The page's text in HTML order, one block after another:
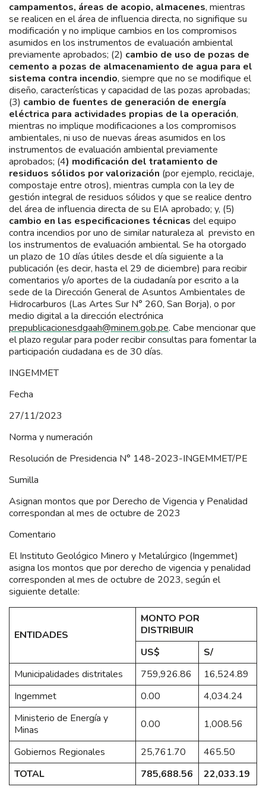
campamentos, áreas de acopio, almacenes, mientras
se realicen en el área de influencia directa, no signifique su
modificación y no implique cambios en los compromisos
asumidos en los instrumentos de evaluación ambiental
previamente aprobados; (2) cambio de uso de pozas de
cemento a pozas de almacenamiento de agua para el
sistema contra incendio, siempre que no se modifique el
diseño, características y capacidad de las pozas aprobadas;
(3) cambio de fuentes de generación de energía
eléctrica para actividades propias de la operación,
mientras no implique modificaciones a los compromisos
ambientales, ni uso de nuevas áreas asumidos en los
instrumentos de evaluación ambiental previamente
aprobados; (4) modificación del tratamiento de
residuos sólidos por valorización (por ejemplo, reciclaje,
compostaje entre otros), mientras cumpla con la ley de
gestión integral de residuos sólidos y que se realice dentro
del área de influencia directa de su EIA aprobado; y, (5)
cambio en las especificaciones técnicas del equipo
contra incendios por uno de similar naturaleza al previsto en
los instrumentos de evaluación ambiental. Se ha otorgado
un plazo de 10 días útiles desde el día siguiente a la
publicación (es decir, hasta el 29 de diciembre) para recibir
comentarios y/o aportes de la ciudadanía por escrito a la
sede de la Dirección General de Asuntos Ambientales de
Hidrocarburos (Las Artes Sur N° 260, San Borja), o por
medio digital a la dirección electrónica
prepublicacionesdgaah@minem.gob.pe. Cabe mencionar que
el plazo regular para poder recibir consultas para fomentar la
participación ciudadana es de 30 días.
INGEMMET
Fecha
27/11/2023
Norma y numeración
Resolución de Presidencia N° 148-2023-INGEMMET/PE
Sumilla
Asignan montos que por Derecho de Vigencia y Penalidad
correspondan al mes de octubre de 2023
Comentario
El Instituto Geológico Minero y Metalúrgico (Ingemmet)
asigna los montos que por derecho de vigencia y penalidad
corresponden al mes de octubre de 2023, según el
siguiente detalle:
ENTIDADES
MONTO POR
DISTRIBUIR
US$
S/
Municipalidades distritales
759,926.86
16,524.89
Ingemmet
0.00
4,034.24
Ministerio de Energía y
Minas
0.00 1,008.56
Gobiernos Regionales 25,761.70
465.50
TOTAL
785,688.56 22,033.19